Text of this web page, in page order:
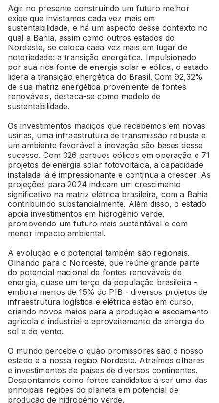
Agir no presente construindo um futuro melhor
exige que invistamos cada vez mais em
sustentabilidade, e há um aspecto desse contexto no
qual a Bahia, assim como outros estados do
Nordeste, se coloca cada vez mais em lugar de
notoriedade: a transição energética. Impulsionado
por sua rica fonte de energia solar e eólica, o estado
lidera a transição energética do Brasil. Com 92,32%
de sua matriz energética proveniente de fontes
renováveis, destaca-se como modelo de
sustentabilidade.
Os investimentos maciços que recebemos em novas
usinas, uma infraestrutura de transmissão robusta e
um ambiente favorável à inovação são bases desse
sucesso. Com 326 parques eólicos em operação e 71
projetos de energia solar fotovoltaica, a capacidade
instalada já é impressionante e continua a crescer. As
projeções para 2024 indicam um crescimento
significativo na matriz elétrica brasileira, com a Bahia
contribuindo substancialmente. Além disso, o estado
apoia investimentos em hidrogênio verde,
promovendo um futuro mais sustentável e com
menor impacto ambiental.
A evolução e o potencial também são regionais.
Olhando para o Nordeste, que reúne grande parte
do potencial nacional de fontes renováveis de
energia, quase um terço da população brasileira -
embora menos de 15% do PIB - diversos projetos de
infraestrutura logística e elétrica estão em curso,
criando novos meios para a produção e escoamento
agrícola e industrial e aproveitamento da energia do
sol e do vento.
O mundo percebe o quão promissores são o nosso
estado e a nossa região Nordeste. Atraímos olhares
e investimentos de países de diversos continentes.
Despontamos como fortes candidatos a ser uma das
principais regiões do planeta em potencial de
produção de hidrogênio verde.